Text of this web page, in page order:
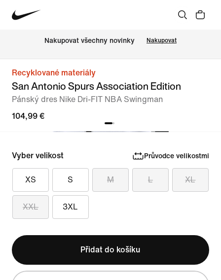
Nakupovat všechny novinky Nakupovat
Recyklované materiály
San Antonio Spurs Association Edition
Pánský dres Nike Dri-FIT NBA Swingman
104,99 €
Vyber velikost Průvodce velikostmi
XS S M L XL
XXL 3XL
Přidat do košíku